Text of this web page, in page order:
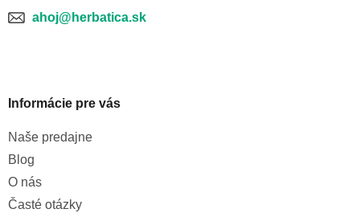
ahoj@herbatica.sk
Informácie pre vás
Naše predajne
Blog
O nás
Časté otázky